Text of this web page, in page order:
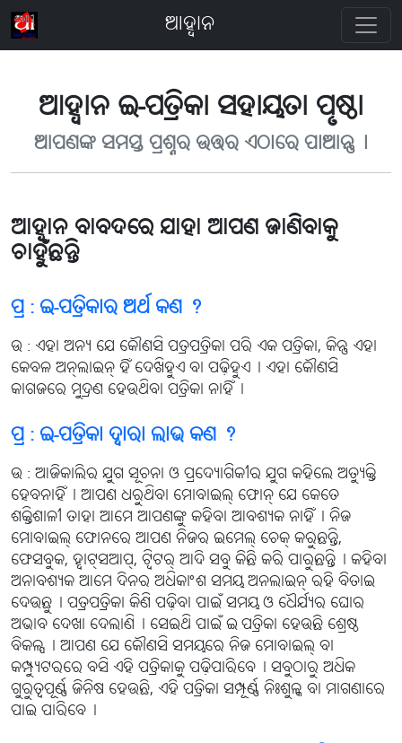
ଆହ୍ବାନ
ଆହ୍ବାନ ଇ-ପତ୍ରିକା ସହାୟତା ପୃଷ୍ଠା
ଆପଣଙ୍କ ସମସ୍ତ ପ୍ରଶ୍ନର ଉତ୍ତର ଏଠାରେ ପାଆନ୍ତୁ୤
ଆହ୍ବାନ ବାବଦରେ ଯାହା ଆପଣ ଜାଣିବାକୁ
ଚାହୁଁଛନ୍ତି
ପ୍ର : ଇ-ପତ୍ରିକାର ଅର୍ଥ କଣ ?
ଉ : ଏହା ଅନ୍ୟ ଯେ କୌଣସି ପତ୍ରପତ୍ରିକା ପରି ଏକ ପତ୍ରିକା, କିନ୍ତୁ ଏହା
କେବଳ ଅନ୍‌ଲାଇନ୍ ହିଁ ଦେଖିହୁଏ ବା ପଢ଼ିହୁଏ୤ ଏହା କୌଣସି
କାଗଜରେ ମୁଦ୍ରଣ ହେଉଥିବା ପତ୍ରିକା ନାହିଁ୤
ପ୍ର : ଇ-ପତ୍ରିକା ଦ୍ବାରା ଲାଭ କଣ ?
ଉ : ଆଜିକାଲିର ଯୁଗ ସୂଚନା ଓ ପ୍ରଦ୍ୟୋଗିକୀର ଯୁଗ କହିଲେ ଅତ୍ୟୁକ୍ତି
ହେବନାହିଁ୤ ଆପଣ ଧରୁଥିବା ମୋବାଇଲ୍ ଫୋନ୍ ଯେ କେତେ
ଶକ୍ତିଶାଳୀ ତାହା ଆମେ ଆପଣଙ୍କୁ କହିବା ଆବଶ୍ୟକ ନାହିଁ୤ ନିଜ
ମୋବାଇଲ୍ ଫୋନରେ ଆପଣ ନିଜର ଇମେଲ୍ ଚେକ୍ କରୁଛନ୍ତି,
ଫେସବୁକ, ହ୍ବାଟ୍‌ସଆପ୍, ଟ୍ବିଟର୍ ଆଦି ସବୁ କିଛି କରି ପାରୁଛନ୍ତି୤ କହିବା
ଅନାବଶ୍ୟକ ଆମେ ଦିନର ଅଧିକାଂଶ ସମୟ ଅନଲାଇନ୍ ରହି ବିତାଇ
ଦେଉଛୁ୤ ପତ୍ରପତ୍ରିକା କିଣି ପଢ଼ିବା ପାଇଁ ସମୟ ଓ ଧୈର୍ଯ୍ୟର ଘୋର
ଅଭାବ ଦେଖା ଦେଲାଣି୤ ସେଇଥି ପାଇଁ ଇ-ପତ୍ରିକା ହେଉଛି ଶ୍ରେଷ୍ଠ
ବିକଳ୍ପ୤ ଆପଣ ଯେ କୌଣସି ସମୟରେ ନିଜ ମୋବାଇଲ୍ ବା
କମ୍ପ୍ୟୁଟରରେ ବସି ଏହି ପତ୍ରିକାକୁ ପଢ଼ିପାରିବେ୤ ସବୁଠାରୁ ଅଧିକ
ଗୁରୁତ୍ବପୂର୍ଣ୍ଣ ଜିନିଷ ହେଉଛି, ଏହି ପତ୍ରିକା ସମ୍ପୂର୍ଣ୍ଣ ନିଃଶୁଳ୍କ ବା ମାଗଣାରେ
ପାଇ ପାରିବେ୤